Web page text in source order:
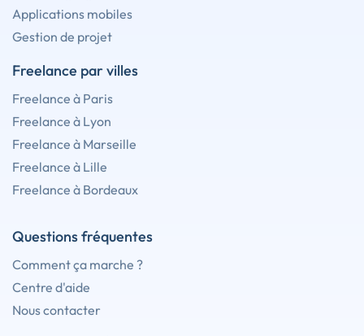
Applications mobiles
Gestion de projet
Freelance par villes
Freelance à Paris
Freelance à Lyon
Freelance à Marseille
Freelance à Lille
Freelance à Bordeaux
Questions fréquentes
Comment ça marche ?
Centre d'aide
Nous contacter